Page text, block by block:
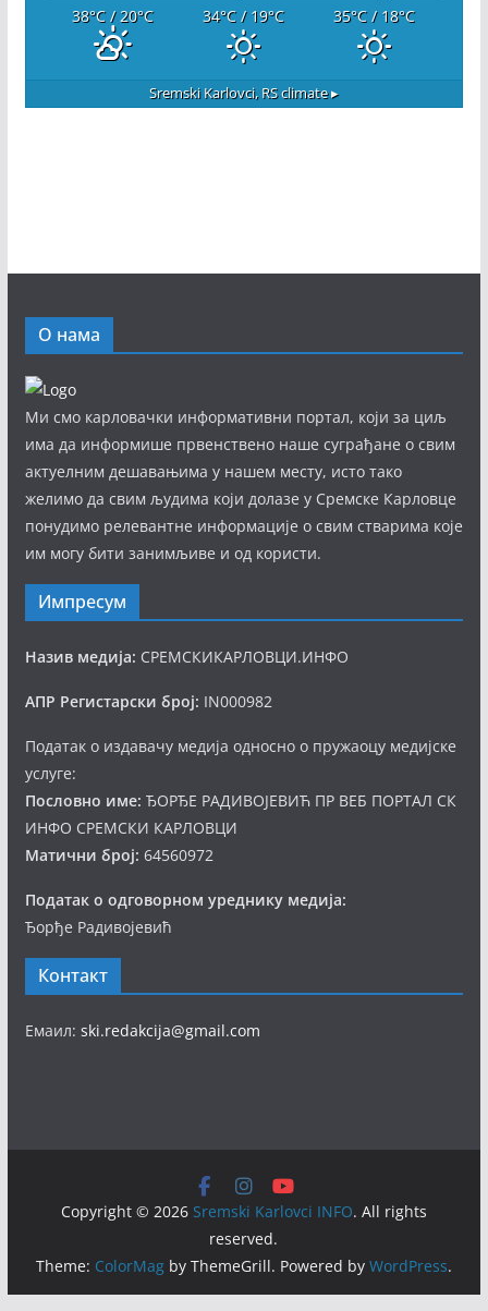
38°C/ 20°C 34°C/ 19°C 35°C/ 18°C
Sremski Karlovci, RSclimate ▸
О нама
Ми смо карловачки информативни портал, који за циљ
има да информише првенствено наше суграђане о свим
актуелним дешавањима у нашем месту, исто тако
желимо да свим људима који долазе у Сремске Карловце
понудимо релевантне информације о свим стварима које
им могу бити занимљиве и од користи.
Импресум
Назив медија: СРЕМСКИКАРЛОВЦИ.ИНФО
АПР Регистарски број: IN000982
Податак о издавачу медија односно о пружаоцу медијске
услуге:
Пословно име: ЂОРЂЕ РАДИВОЈЕВИЋ ПР ВЕБ ПОРТАЛ СК
ИНФО СРЕМСКИ КАРЛОВЦИ
Матични број: 64560972
Податак о одговорном уреднику медија:
Ђорђе Радивојевић
Контакт
Емаил: ski.redakcija@gmail.com
Copyright © 2026 Sremski Karlovci INFO. All rights
reserved.
Theme: ColorMagby ThemeGrill. Powered by WordPress.